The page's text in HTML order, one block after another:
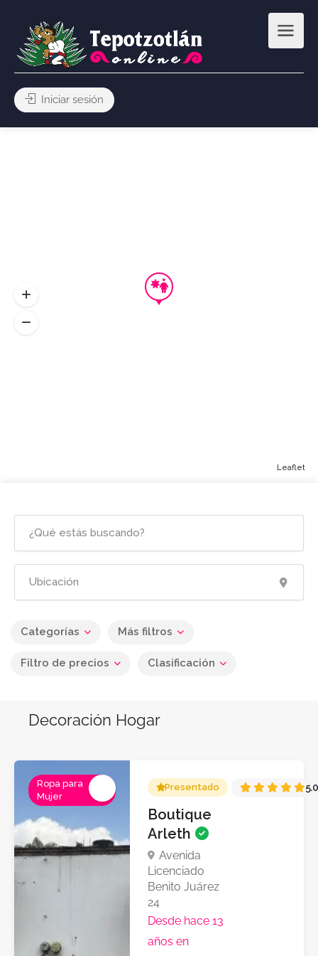
Iniciar sesión
Categorías Más filtros
Filtro de precios Clasificación
Decoración Hogar
Ropa para
Mujer
Presentado
Boutique
Arleth
Avenida
Licenciado
Benito Juárez
24
Desde hace 13
años en
Leaflet